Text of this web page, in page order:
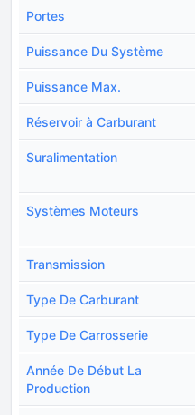
Portes
Puissance Du Système
Puissance Max.
Réservoir à Carburant
Suralimentation
Systèmes Moteurs
Transmission
Type De Carburant
Type De Carrosserie
Année De Début La
Production